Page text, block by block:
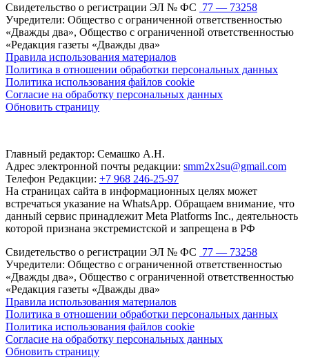
Свидетельство о регистрации ЭЛ № ФС 77 — 73258
Учредители: Общество с ограниченной ответственностью
«Дважды два», Общество с ограниченной ответственностью
«Редакция газеты «Дважды два»
Правила использования материалов
Политика в отношении обработки персональных данных
Политика использования файлов cookie
Согласие на обработку персональных данных
Обновить страницу
Главный редактор: Семашко А.Н.
Адрес электронной почты редакции: smm2x2su@gmail.com
Телефон Редакции: +7 968 246-25-97
На страницах сайта в информационных целях может
встречаться указание на WhatsApp. Обращаем внимание, что
данный сервис принадлежит Meta Platforms Inc., деятельность
которой признана экстремистской и запрещена в РФ
Свидетельство о регистрации ЭЛ № ФС 77 — 73258
Учредители: Общество с ограниченной ответственностью
«Дважды два», Общество с ограниченной ответственностью
«Редакция газеты «Дважды два»
Правила использования материалов
Политика в отношении обработки персональных данных
Политика использования файлов cookie
Согласие на обработку персональных данных
Обновить страницу